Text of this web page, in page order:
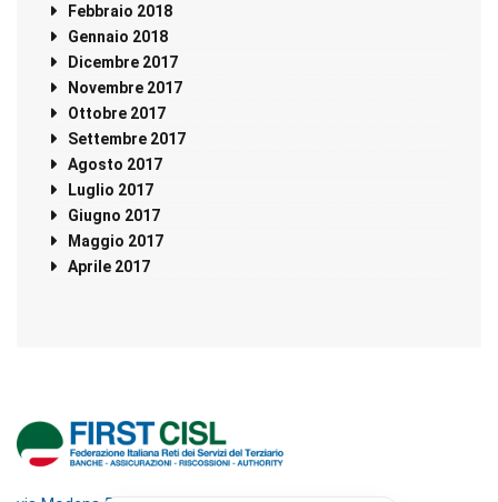
Febbraio 2018
Gennaio 2018
Dicembre 2017
Novembre 2017
Ottobre 2017
Settembre 2017
Agosto 2017
Luglio 2017
Giugno 2017
Maggio 2017
Aprile 2017